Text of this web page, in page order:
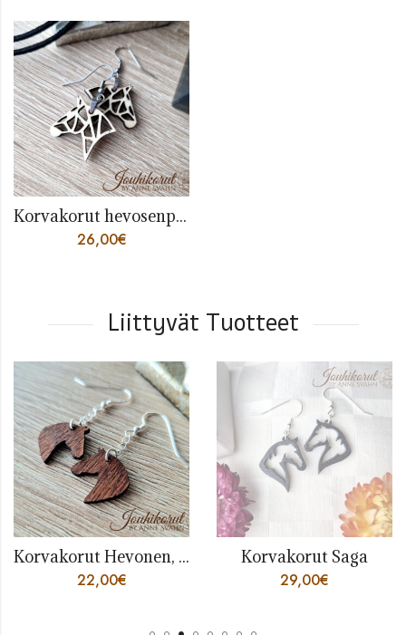
Korvakorut hevosenpää, koivu
26,00€
Liittyvät Tuotteet
Korvakorut Hevonen, ketjussa
22,00€
Korvakorut Saga
29,00€